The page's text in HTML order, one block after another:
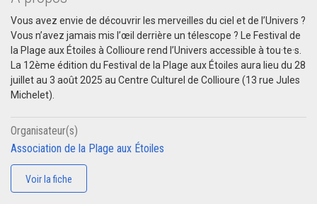
Vous avez envie de découvrir les merveilles du ciel et de l’Univers ?
Vous n’avez jamais mis l’œil derrière un télescope ? Le Festival de
la Plage aux Étoiles à Collioure rend l’Univers accessible à tou·te·s.
La 12ème édition du Festival de la Plage aux Étoiles aura lieu du 28
juillet au 3 août 2025 au Centre Culturel de Collioure (13 rue Jules
Michelet).
Organisateur(s)
Association de la Plage aux Étoiles
Voir la fiche